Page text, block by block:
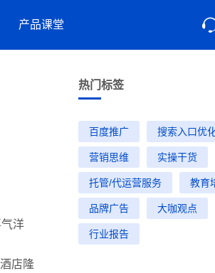
产品课堂
洋
店隆
热门标签
百度推广 搜索入口优
营销思维 实操干货
托管/代运营服务 教育
品牌广告 大咖观点
行业报告